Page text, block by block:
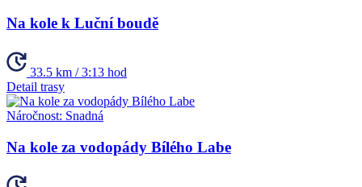
Na kole k Luční boudě
33.5 km / 3:13 hod
Detail trasy
Náročnost: Snadná
Na kole za vodopády Bílého Labe